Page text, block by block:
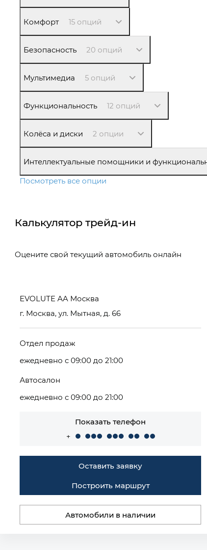
Комфорт 15 опций
Безопасность 20 опций
Мультимедиа 5 опций
Функциональность 12 опций
Колёса и диски 2 опции
Интеллектуальные помощники и
Посмотреть все опции
Калькулятор трейд-ин
Оцените свой текущий автомобиль онлайн
EVOLUTE AA Москва
г. Москва, ул. Мытная, д. 66
Отдел продаж
ежедневно с 09:00 до 21:00
Автосалон
ежедневно с 09:00 до 21:00
Показать телефон
+
Оставить заявку
Построить маршрут
Автомобили в наличии